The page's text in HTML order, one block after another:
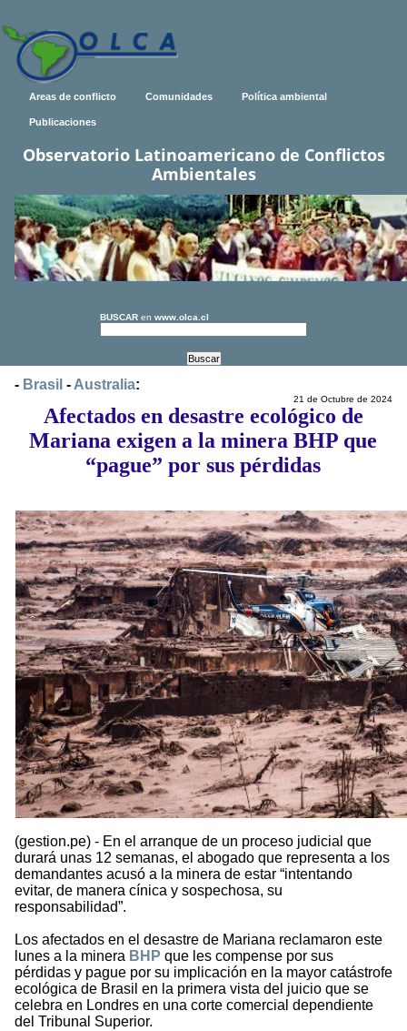
Areas de conflicto Comunidades Política ambiental
Publicaciones
Observatorio Latinoamericano de Conflictos
Ambientales
BUSCAR en www.olca.cl
- Brasil - Australia:
21 de Octubre de 2024
Afectados en desastre ecológico de
Mariana exigen a la minera BHP que
“pague” por sus pérdidas
(gestion.pe) - En el arranque de un proceso judicial que
durará unas 12 semanas, el abogado que representa a los
demandantes acusó a la minera de estar “intentando
evitar, de manera cínica y sospechosa, su
responsabilidad”.
Los afectados en el desastre de Mariana reclamaron este
lunes a la minera BHP que les compense por sus
pérdidas y pague por su implicación en la mayor catástrofe
ecológica de Brasil en la primera vista del juicio que se
celebra en Londres en una corte comercial dependiente
del Tribunal Superior.